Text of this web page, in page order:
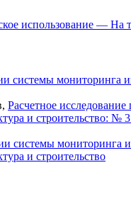
использование — На
системы мониторинга
Расчетное
и строительство: №
системы мониторинга
и строительство